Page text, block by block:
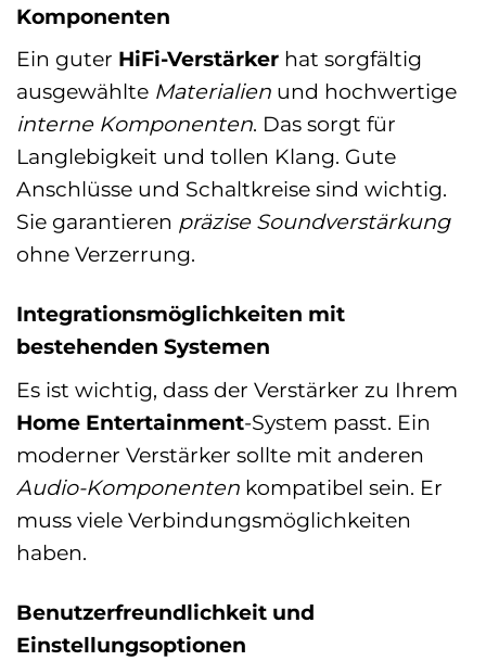
Komponenten
Ein guter HiFi-Verstärker hat sorgfältig
ausgewählte Materialien und hochwertige
interne Komponenten. Das sorgt für
Langlebigkeit und tollen Klang. Gute
Anschlüsse und Schaltkreise sind wichtig.
Sie garantieren präzise Soundverstärkung
ohne Verzerrung.
Integrationsmöglichkeiten mit
bestehenden Systemen
Es ist wichtig, dass der Verstärker zu Ihrem
Home Entertainment-System passt. Ein
moderner Verstärker sollte mit anderen
Audio-Komponenten kompatibel sein. Er
muss viele Verbindungsmöglichkeiten
haben.
Benutzerfreundlichkeit und
Einstellungsoptionen